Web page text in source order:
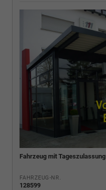
Fahrzeug mit Tageszulassung
FAHRZEUG-NR.
128599